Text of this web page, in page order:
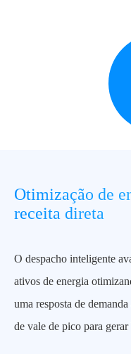
Otimização de
receita direta
O despacho inteligente
ativos de energia
uma resposta de
de vale de pico para